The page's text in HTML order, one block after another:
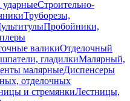
Строительно-
Труборезы,
Пробойники,
валикиОтделочный
гладилкиМалярный,
малярныеДиспенсеры
отделочных
и стремянкиЛестницы,